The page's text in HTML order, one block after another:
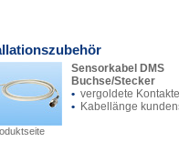
Sensorkabel DMS
Buchse/Stecker
• vergoldete Kontakte
• Kabellänge